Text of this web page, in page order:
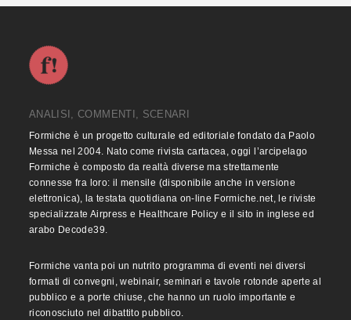
ANALISI, COMMENTI, SCENARI
Formiche è un progetto culturale ed editoriale fondato da Paolo
Messa nel 2004. Nato come rivista cartacea, oggi l’arcipelago
Formiche è composto da realtà diverse ma strettamente
connesse fra loro: il mensile (disponibile anche in versione
elettronica), la testata quotidiana on-line Formiche.net, le riviste
specializzate Airpress e Healthcare Policy e il sito in inglese ed
arabo Decode39.
Formiche vanta poi un nutrito programma di eventi nei diversi
formati di convegni, webinair, seminari e tavole rotonde aperte al
pubblico e a porte chiuse, che hanno un ruolo importante e
riconosciuto nel dibattito pubblico.